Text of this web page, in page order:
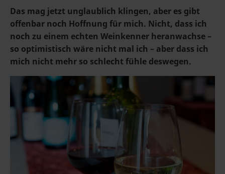
Das mag jetzt unglaublich klingen, aber es gibt
offenbar noch Hoffnung für mich. Nicht, dass ich
noch zu einem echten Weinkenner heranwachse –
so optimistisch wäre nicht mal ich – aber dass ich
mich nicht mehr so schlecht fühle deswegen.